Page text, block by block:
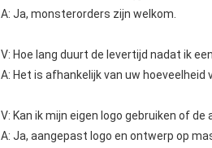
A: Ja, monsterorders zijn welkom.
V: Hoe lang duurt de levertijd nadat ik
A: Het is afhankelijk van uw hoeveelheid
V: Kan ik mijn eigen logo gebruiken of
A: Ja, aangepast logo en ontwerp op